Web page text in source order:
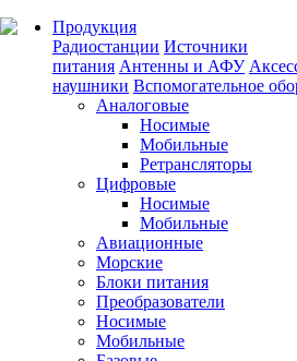
Продукция
Радиостанции Источники
питания Антенны и АФУ
наушники Вспомогательное
Аналоговые
Носимые
Мобильные
Ретрансляторы
Цифровые
Носимые
Мобильные
Авиационные
Морские
Блоки питания
Преобразователи
Носимые
Мобильные